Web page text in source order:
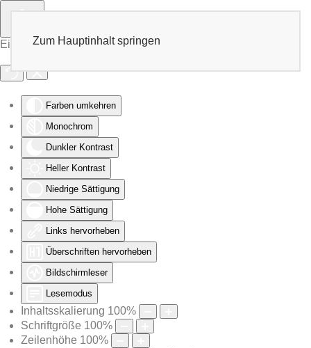
Eingabehilfen öffnen
Farben umkehren
Monochrom
Dunkler Kontrast
Heller Kontrast
Niedrige Sättigung
Hohe Sättigung
Links hervorheben
Überschriften hervorheben
Bildschirmleser
Lesemodus
Inhaltsskalierung 100%
Schriftgröße 100%
Zeilenhöhe 100%
Zum Hauptinhalt springen